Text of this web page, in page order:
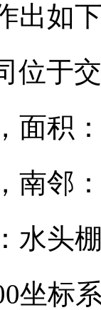
出如
位于
面积
南邻
水头
坐标